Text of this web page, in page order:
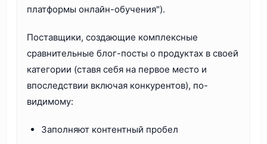
платформы онлайн-обучения").
Поставщики, создающие комплексные
сравнительные блог-посты о продуктах в своей
категории (ставя себя на первое место и
впоследствии включая конкурентов), по-
видимому:
Заполняют контентный пробел